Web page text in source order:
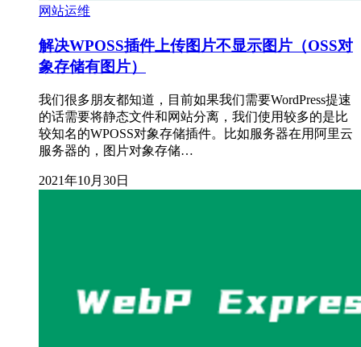
网站运维
解决WPOSS插件上传图片不显示图片（OSS对
象存储有图片）
我们很多朋友都知道，目前如果我们需要WordPress提速
的话需要将静态文件和网站分离，我们使用较多的是比
较知名的WPOSS对象存储插件。比如服务器在用阿里云
服务器的，图片对象存储…
2021年10月30日